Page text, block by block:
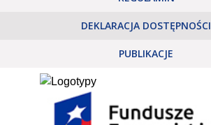
DEKLARACJA DOSTĘPNOŚCI
PUBLIKACJE